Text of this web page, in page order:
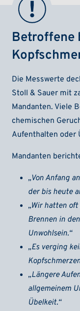
Betroffene
Die Messwerte
Stoll & Sauer mit
Mandanten. Viele
chemischen
Aufenthalten oder
Mandanten
„Von Anfang
der bis heute
„Wir hatten
Brennen in
Unwohlsein.“
„Es verging
„Längere
allgemeinem
Übelkeit.“